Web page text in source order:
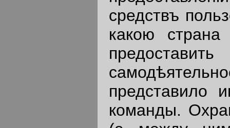
средствъ
какою
представило
команды.